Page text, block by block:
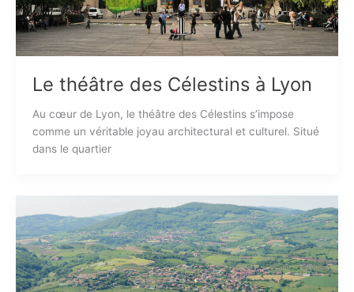
Le théâtre des Célestins à Lyon
Au cœur de Lyon, le théâtre des Célestins s’impose
comme un véritable joyau architectural et culturel. Situé
dans le quartier